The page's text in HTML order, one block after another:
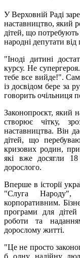
У Верховній Раді
наставництво, який
дітей, що потребують
народні депутати
"Іноді дитині
курсу. Не
тебе все вийде!".
із досвідом бере за
говорить очільниця
Законопроєкт, який
створює чітку,
наставництва. Він
дітей, що
кризових родин,
які вже досягли
дорослого.
Вперше в історії
"Слуга Народу",
корпоративним.
програми для
роботи та
дорослому житті.
"Це не просто
б одну надійну